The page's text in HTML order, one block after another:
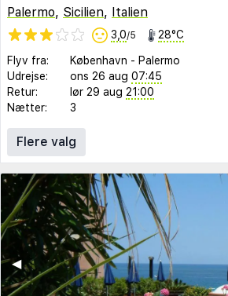
Palermo, Sicilien, Italien
3,0/5 28°C
Flyv fra: København - Palermo
Udrejse:
ons 26 aug 07:45
Retur:
lør 29 aug 21:00
Nætter:
3
Flere valg
◀︎